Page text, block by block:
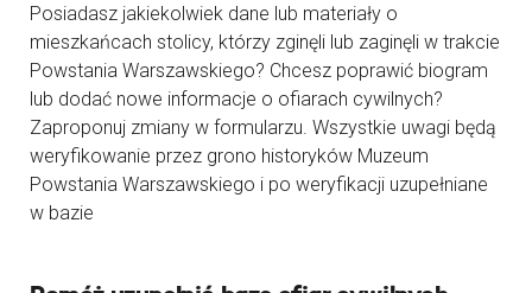
Posiadasz jakiekolwiek dane lub materiały o
mieszkańcach stolicy, którzy zginęli lub zaginęli w trakcie
Powstania Warszawskiego? Chcesz poprawić biogram
lub dodać nowe informacje o ofiarach cywilnych?
Zaproponuj zmiany w formularzu. Wszystkie uwagi będą
weryfikowanie przez grono historyków Muzeum
Powstania Warszawskiego i po weryfikacji uzupełniane
w bazie